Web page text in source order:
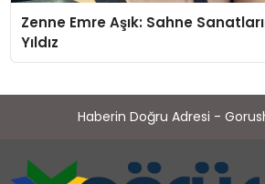
Zenne Emre Aşık: Sahne
Yıldız
Haberin Doğru Adresi -